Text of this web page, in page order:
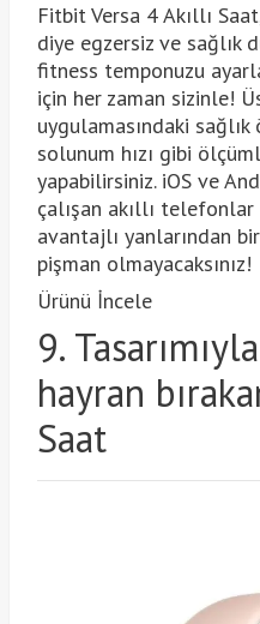
Fitbit Versa 4 Akıllı
diye egzersiz ve sağlık
fitness temponuzu
için her zaman sizinle!
uygulamasındaki
solunum hızı gibi
yapabilirsiniz. iOS ve
çalışan akıllı
avantajlı yanlarından
pişman olmayacaksınız!
Ürünü İncele
9.
hayran
Saat